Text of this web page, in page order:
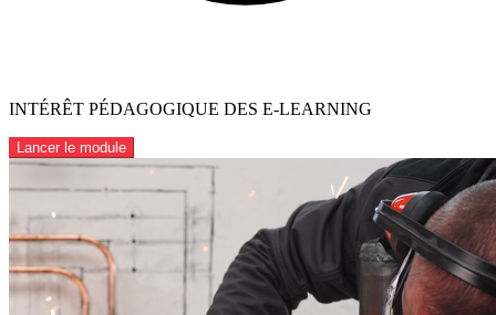
INTÉRÊT PÉDAGOGIQUE DES E-LEARNING
Lancer le module